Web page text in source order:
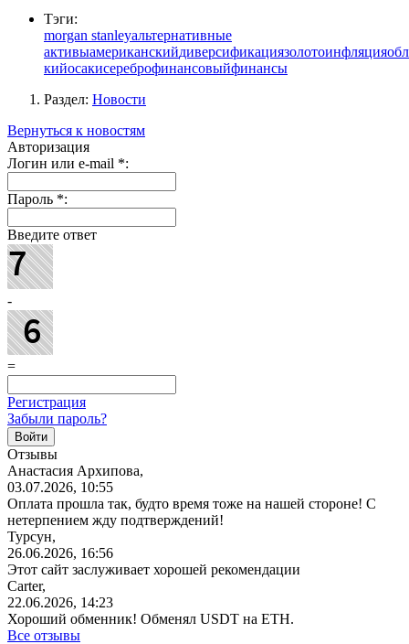
Тэги:
morgan stanleyальтернативные
активыамериканскийдиверсификациязолотоинфляция
кийосакисереброфинансовыйфинансы
Раздел: Новости
Вернуться к новостям
Авторизация
Логин или e-mail *:
Пароль *:
Введите ответ
-
=
Регистрация
Забыли пароль?
Отзывы
Анастасия Архипова,
03.07.2026, 10:55
Оплата прошла так, будто время тоже на нашей стороне! С
нетерпением жду подтверждений!
Турсун,
26.06.2026, 16:56
Этот сайт заслуживает хорошей рекомендации
Carter,
22.06.2026, 14:23
Хороший обменник! Обменял USDT на ETH.
Все отзывы